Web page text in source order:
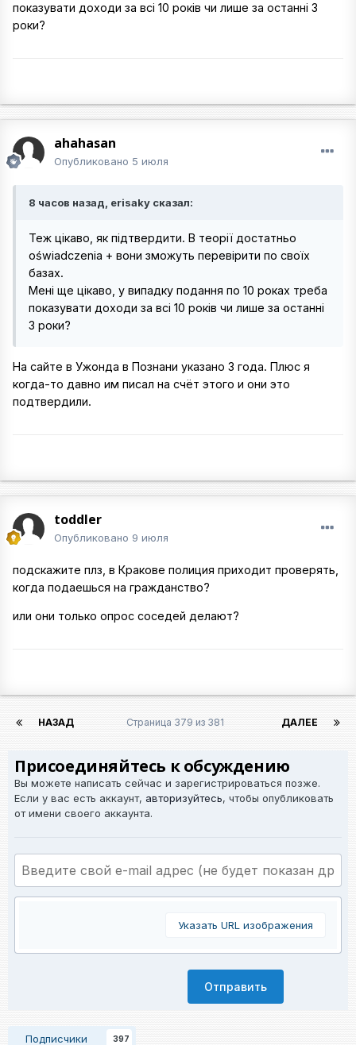
показувати доходи за всі 10 років чи лише за останні 3
роки?
ahahasan
Опубликовано 5 июля
8 часов назад, erisaky сказал:
Теж цікаво, як підтвердити. В теорії достатньо
oświadczenia + вони зможуть перевірити по своїх
базах.
Мені ще цікаво, у випадку подання по 10 роках треба
показувати доходи за всі 10 років чи лише за останні
3 роки?
На сайте в Ужонда в Познани указано 3 года. Плюс я
когда-то давно им писал на счёт этого и они это
подтвердили.
toddler
Опубликовано 9 июля
подскажите плз, в Кракове полиция приходит проверять,
когда подаешься на гражданство?
или они только опрос соседей делают?
НАЗАД ДАЛЕЕ
Страница 379 из 381
Присоединяйтесь к обсуждению
Вы можете написать сейчас и зарегистрироваться позже.
Если у вас есть аккаунт, авторизуйтесь, чтобы опубликовать
от имени своего аккаунта.
Указать URL изображения
Отправить
Подписчики 397